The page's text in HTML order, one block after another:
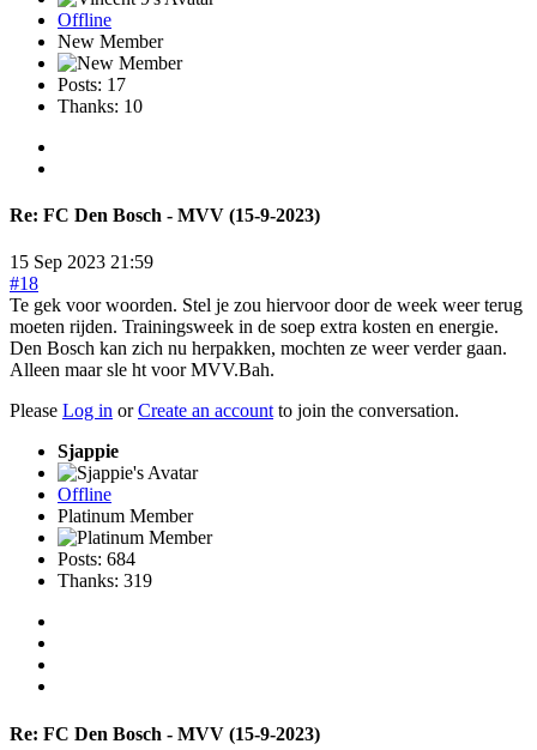
Offline
New Member
Posts: 17
Thanks: 10
Re: FC Den Bosch - MVV (15-9-2023)
15 Sep 2023 21:59
#18
Te gek voor woorden. Stel je zou hiervoor door de week weer terug
moeten rijden. Trainingsweek in de soep extra kosten en energie.
Den Bosch kan zich nu herpakken, mochten ze weer verder gaan.
Alleen maar sle ht voor MVV.Bah.
Please Log in orCreate an accountto join the conversation.
Sjappie
Offline
Platinum Member
Posts: 684
Thanks: 319
Re: FC Den Bosch - MVV (15-9-2023)